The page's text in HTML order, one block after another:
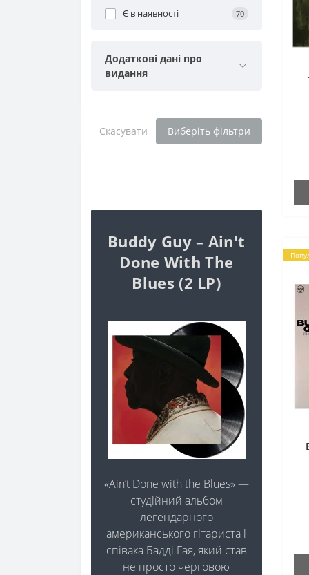
Є в наявності 70
Додаткові дані про
видання
Скасувати Виберіть фільтри
Buddy Guy – Ain't
Done With The
Blues (2 LP)
«Ain’t Done with the Blues» —
студійний альбом
легендарного
американського гітариста і
співака Бадді Гая, який став
не просто черговою